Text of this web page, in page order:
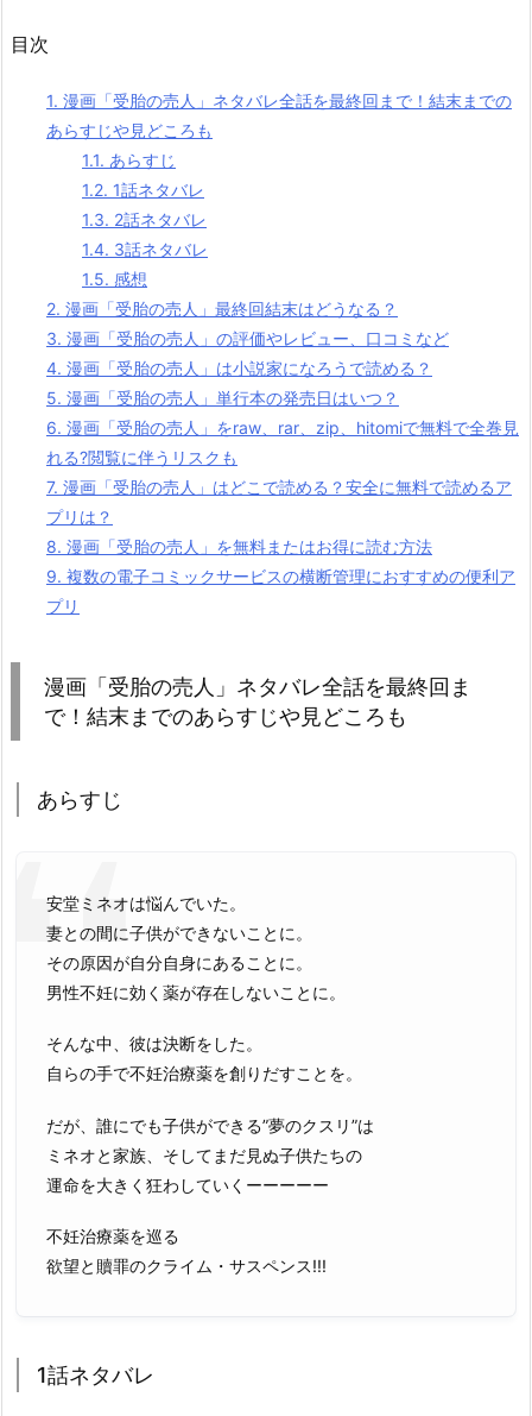
目次
1. 漫画「受胎の売人」ネタバレ全話を最終回まで！結末までの
あらすじや見どころも
1.1. あらすじ
1.2. 1話ネタバレ
1.3. 2話ネタバレ
1.4. 3話ネタバレ
1.5. 感想
2. 漫画「受胎の売人」最終回結末はどうなる？
3. 漫画「受胎の売人」の評価やレビュー、口コミなど
4. 漫画「受胎の売人」は小説家になろうで読める？
5. 漫画「受胎の売人」単行本の発売日はいつ？
6. 漫画「受胎の売人」をraw、rar、zip、hitomiで無料で全巻見
れる?閲覧に伴うリスクも
7. 漫画「受胎の売人」はどこで読める？安全に無料で読めるア
プリは？
8. 漫画「受胎の売人」を無料またはお得に読む方法
9. 複数の電子コミックサービスの横断管理におすすめの便利ア
プリ
漫画「受胎の売人」ネタバレ全話を最終回ま
で！結末までのあらすじや見どころも
あらすじ
安堂ミネオは悩んでいた。
妻との間に子供ができないことに。
その原因が自分自身にあることに。
男性不妊に効く薬が存在しないことに。
そんな中、彼は決断をした。
自らの手で不妊治療薬を創りだすことを。
だが、誰にでも子供ができる”夢のクスリ”は
ミネオと家族、そしてまだ見ぬ子供たちの
運命を大きく狂わしていくーーーーー
不妊治療薬を巡る
欲望と贖罪のクライム・サスペンス!!!
1話ネタバレ